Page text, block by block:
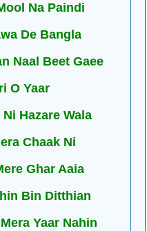
Na Paindi
De Bangla
Naal Beet Gaee
O Yaar
Hazare Wala
Chaak Ni
Ghar Aaia
Bin Ditthian
Yaar Nahin